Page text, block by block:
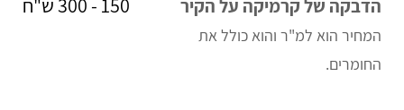
הדבקה של קרמיקה על הקיר
המחיר הוא למ"ר והוא כולל את
החומרים.